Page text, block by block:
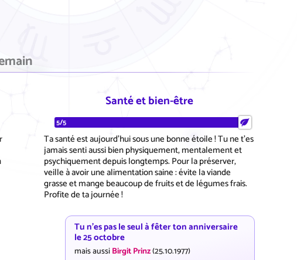
Santé et bien-être
5/5
Ta santé est aujourd'hui sous une bonne étoile ! Tu ne t'es
jamais senti aussi bien physiquement, mentalement et
psychiquement depuis longtemps. Pour la préserver,
veille à avoir une alimentation saine : évite la viande
grasse et mange beaucoup de fruits et de légumes frais.
Profite de ta journée !
Tu n'es pas le seul à fêter ton anniversaire
le 25 octobre
mais aussiBirgit Prinz(25.10.1977)